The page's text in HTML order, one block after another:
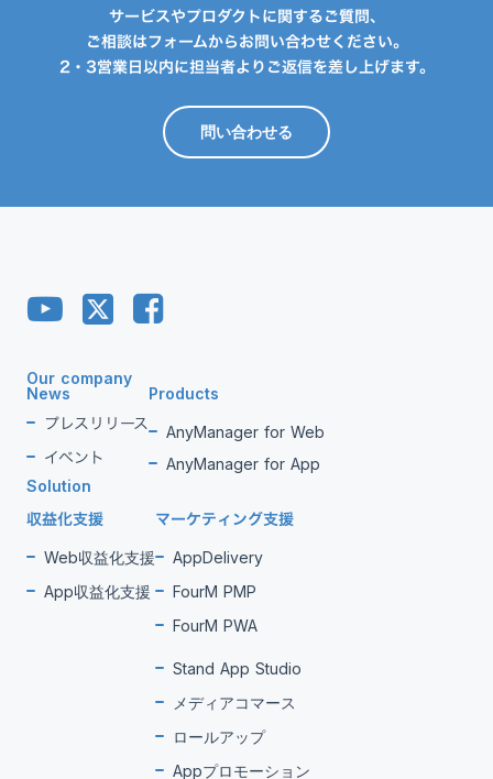
サービスやプロダクトに関するご質問、
ご相談はフォームからお問い合わせください。
2・3営業日以内に担当者よりご返信を差し上げます。
問い合わせる
Our company
News
プレスリリース
イベント
Products
AnyManager for Web
AnyManager for App
Solution
収益化支援
Web収益化支援
App収益化支援
マーケティング支援
AppDelivery
FourM PMP
FourM PWA
Stand App Studio
メディアコマース
ロールアップ
Appプロモーション